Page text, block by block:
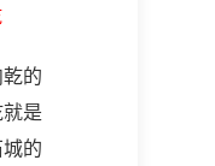
的
是
的